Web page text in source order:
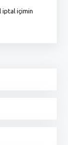
iptal içimin